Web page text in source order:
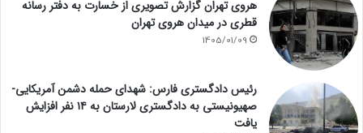
هروی تهران گزارش تصویری از خسارت به دفتر رسانه
قطری در میدان هروی تهران
1405/01/09
رئیس دادگستری فارس: شهدای حمله دشمن آمریکایی-
صهیونیستی به دادگستری لارستان به ۱۴ نفر افزایش
یافت